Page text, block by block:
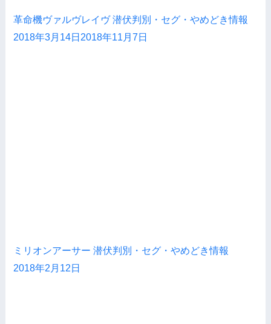
革命機ヴァルヴレイヴ 潜伏判別・セグ・やめどき情報
2018年3月14日 2018年11月7日
ミリオンアーサー 潜伏判別・セグ・やめどき情報
2018年2月12日